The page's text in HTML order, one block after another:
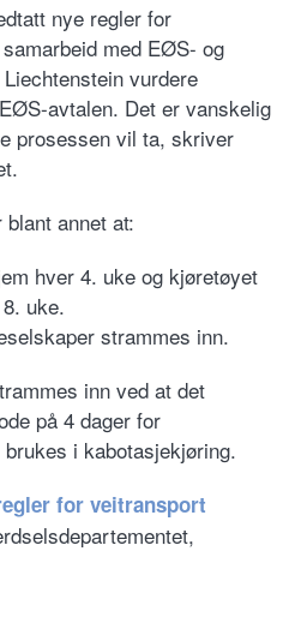
nye regler for
med EØS- og
vurdere
avtalen. Det er vanskelig
prosessen vil ta, skriver
annet at:
hver 4. uke og kjøretøyet
uke.
strammes inn.
inn ved at det
på 4 dager for
i kabotasjekjøring.
for veitransport